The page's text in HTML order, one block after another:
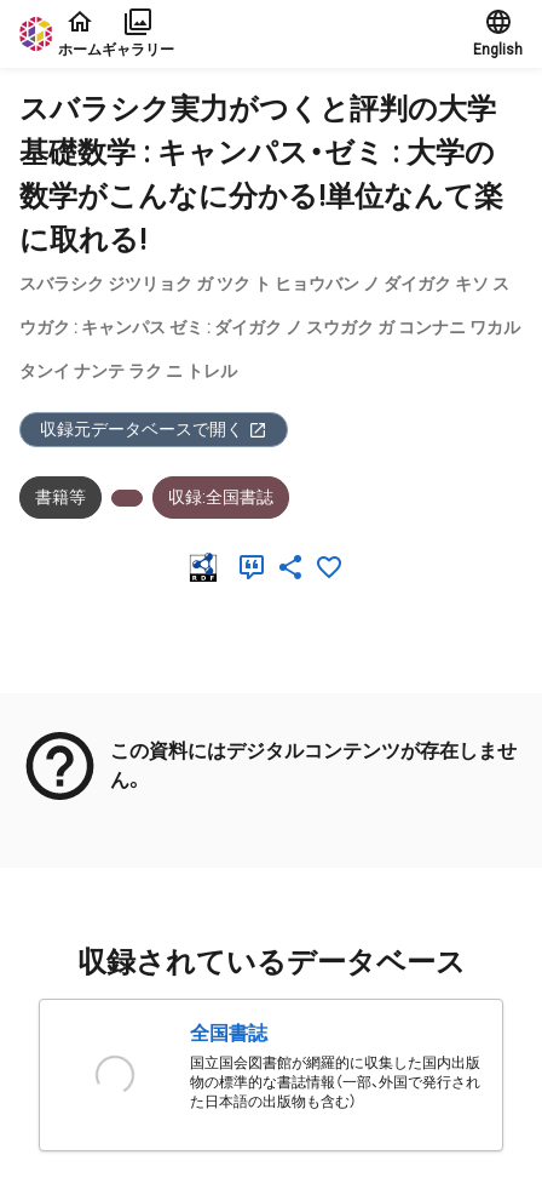
本文に飛ぶ
ホームギャラリー English
スバラシク実力がつくと評判の大学
基礎数学 : キャンパス・ゼミ : 大学の
数学がこんなに分かる!単位なんて楽
に取れる!
スバラシク ジツリョク ガ ツク ト ヒョウバン ノ ダイガク キソ ス
ウガク : キャンパス ゼミ : ダイガク ノ スウガク ガ コンナニ ワカル
タンイ ナンテ ラク ニ トレル
収録元データベースで開く
書籍等 収録:全国書誌
この資料にはデジタルコンテンツが存在しませ
ん。
収録されているデータベース
全国書誌
国立国会図書館が網羅的に収集した国内出版
物の標準的な書誌情報（一部、外国で発行され
た日本語の出版物も含む）